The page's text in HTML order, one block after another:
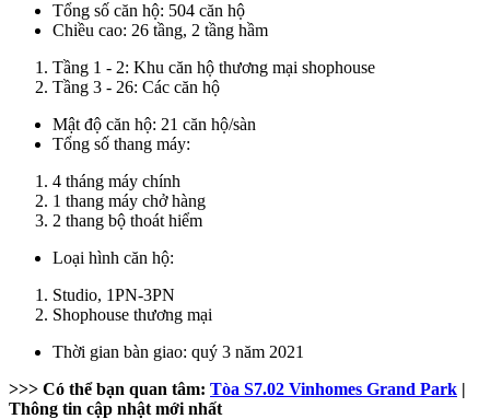
Tổng số căn hộ: 504 căn hộ
Chiều cao: 26 tầng, 2 tầng hầm
Tầng 1 - 2: Khu căn hộ thương mại shophouse
Tầng 3 - 26: Các căn hộ
Mật độ căn hộ: 21 căn hộ/sàn
Tổng số thang máy:
4 tháng máy chính
1 thang máy chở hàng
2 thang bộ thoát hiểm
Loại hình căn hộ:
Studio, 1PN-3PN
Shophouse thương mại
Thời gian bàn giao: quý 3 năm 2021
>>> Có thể bạn quan tâm: Tòa S7.02 Vinhomes Grand Park |
Thông tin cập nhật mới nhất